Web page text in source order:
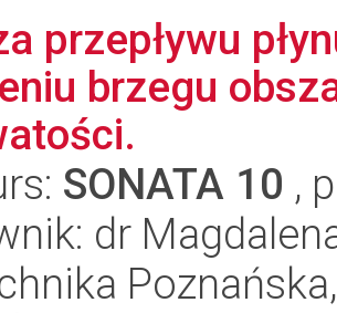
przepływu
brzegu
SONATA 10 ,
dr